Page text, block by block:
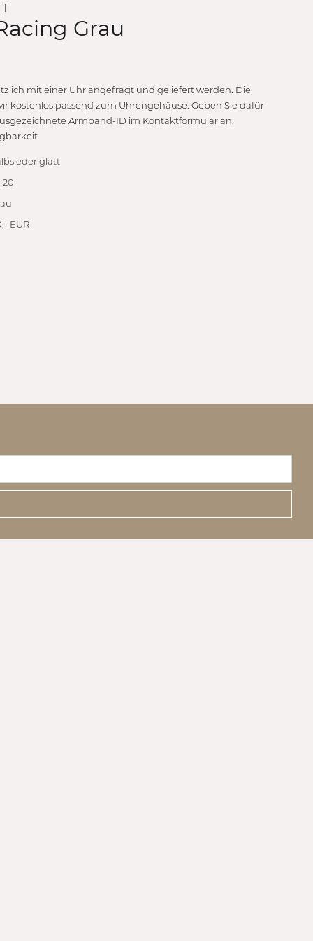
Grau
mit einer Uhr angefragt und geliefert werden. Die
kostenlos passend zum Uhrengehäuse. Geben Sie dafür
Armband-ID im Kontaktformular an.
glatt
20
EUR